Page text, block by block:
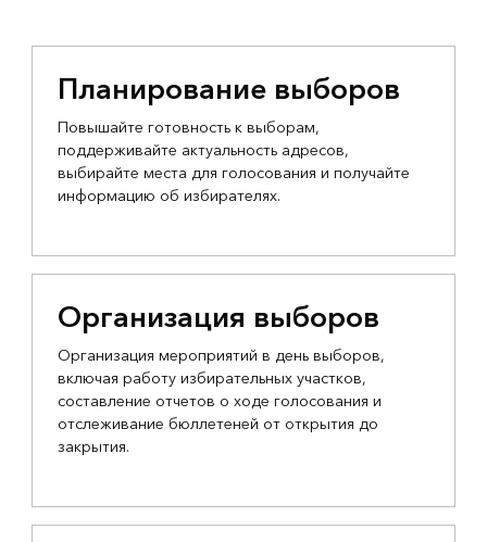
Планирование выборов
Повышайте готовность к выборам,
поддерживайте актуальность адресов,
выбирайте места для голосования и получайте
информацию об избирателях.
Организация выборов
Организация мероприятий в день выборов,
включая работу избирательных участков,
составление отчетов о ходе голосования и
отслеживание бюллетеней от открытия до
закрытия.